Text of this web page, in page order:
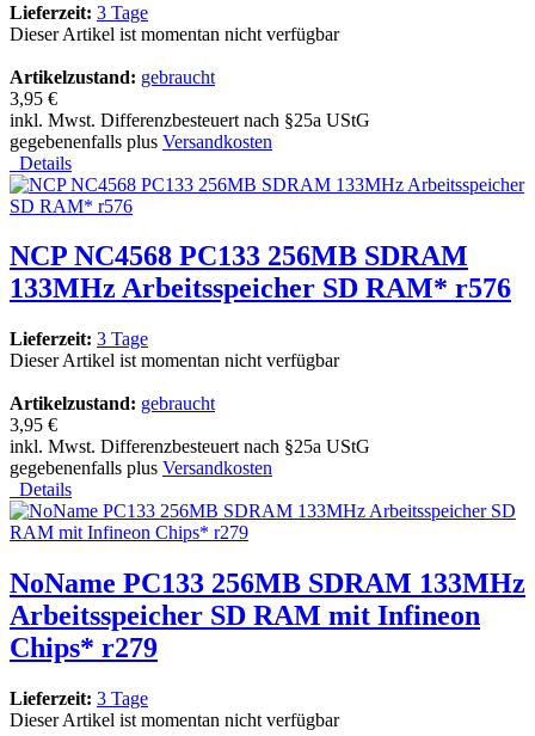
Lieferzeit: 3 Tage
Dieser Artikel ist momentan nicht verfügbar
Artikelzustand: gebraucht
3,95 €
inkl. Mwst. Differenzbesteuert nach §25a UStG
gegebenenfalls plus Versandkosten
Details
NCP NC4568 PC133 256MB SDRAM
133MHz Arbeitsspeicher SD RAM* r576
Lieferzeit: 3 Tage
Dieser Artikel ist momentan nicht verfügbar
Artikelzustand: gebraucht
3,95 €
inkl. Mwst. Differenzbesteuert nach §25a UStG
gegebenenfalls plus Versandkosten
Details
NoName PC133 256MB SDRAM 133MHz
Arbeitsspeicher SD RAM mit Infineon
Chips* r279
Lieferzeit: 3 Tage
Dieser Artikel ist momentan nicht verfügbar